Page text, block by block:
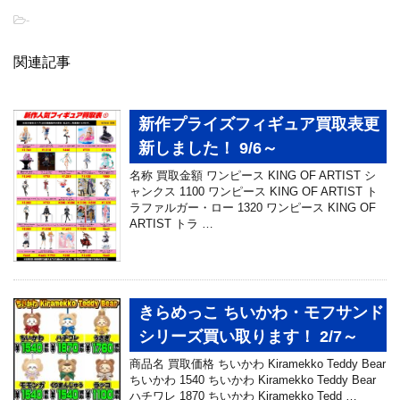
-
関連記事
新作プライズフィギュア買取表更
新しました！ 9/6～
名称 買取金額 ワンピース KING OF ARTIST シ
ャンクス 1100 ワンピース KING OF ARTIST ト
ラファルガー・ロー 1320 ワンピース KING OF
ARTIST トラ …
きらめっこ ちいかわ・モフサンド
シリーズ買い取ります！ 2/7～
商品名 買取価格 ちいかわ Kiramekko Teddy Bear
ちいかわ 1540 ちいかわ Kiramekko Teddy Bear
ハチワレ 1870 ちいかわ Kiramekko Tedd …